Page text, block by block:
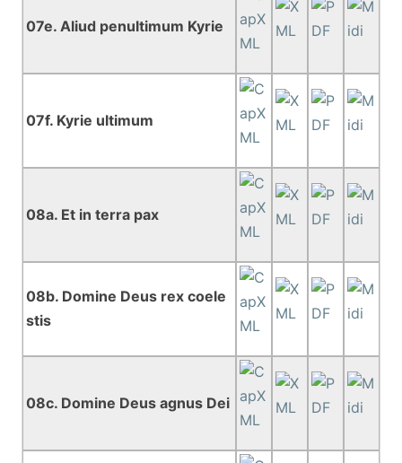
07e. Aliud penultimum Kyrie
07f. Kyrie ultimum
08a. Et in terra pax
08b. Domine Deus rex coele
stis
08c. Domine Deus agnus Dei